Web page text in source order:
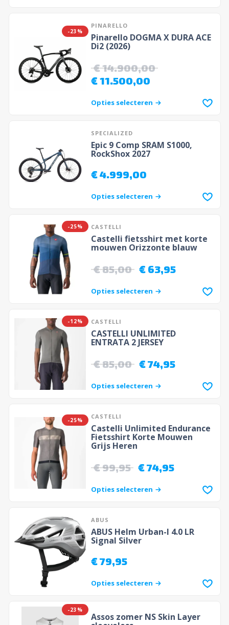
-23%
PINARELLO
Pinarello DOGMA X DURA ACE
Di2 (2026)
€14.900,00
€11.500,00
Opties selecteren
SPECIALIZED
Epic 9 Comp SRAM S1000,
RockShox 2027
€4.999,00
Opties selecteren
-25% CASTELLI
Castelli fietsshirt met korte
mouwen Orizzonte blauw
€85,00 €63,95
Opties selecteren
-12% CASTELLI
CASTELLI UNLIMITED
ENTRATA 2 JERSEY
€85,00 €74,95
Opties selecteren
-25% CASTELLI
Castelli Unlimited Endurance
Fietsshirt Korte Mouwen
Grijs Heren
€99,95 €74,95
Opties selecteren
ABUS
ABUS Helm Urban-I 4.0 LR
Signal Silver
€79,95
Opties selecteren
-23%
Assos zomer NS Skin Layer